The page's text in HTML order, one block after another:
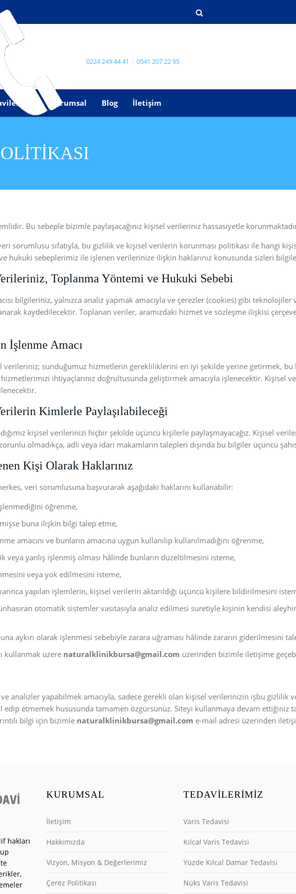
0224 249 44 41 0541 207 22 95
Kurumsal Blog İletişim
Bu sebeple bizimle paylaşacağınız kişisel verileriniz hassasiyetle
sorumlusu sıfatıyla, bu gizlilik ve kişisel verilerin korunması politikası ile hangi
hukuki sebeplerimiz ile işlenen verilerinize ilişkin haklarınız konusunda sizleri
Toplanma Yöntemi ve Hukuki Sebebi
bilgileriniz, yalnızca analiz yapmak amacıyla ve çerezler (cookies) gibi
kaydedilecektir. Toplanan veriler, aramızdaki hizmet ve sözleşme ilişkisi
İşlenme Amacı
verileriniz; sunduğumuz hizmetlerin gerekliliklerini en iyi şekilde yerine getirmek, bu
ihtiyaçlarınız doğrultusunda geliştirmek amacıyla işlenecektir. Kişisel
Kimlerle Paylaşılabileceği
kişisel verilerinizi hiçbir şekilde üçüncü kişilerle paylaşmayacağız. Kişisel
olmadıkça, adli veya idari makamların talepleri dışında bu bilgiler üçüncü
Kişi Olarak Haklarınız
veri sorumlusuna başvurarak aşağıdaki haklarını kullanabilir:
öğrenme,
buna ilişkin bilgi talep etme,
amacını ve bunların amacına uygun kullanılıp kullanılmadığını öğrenme,
veya yanlış işlenmiş olması hâlinde bunların düzeltilmesini isteme,
veya yok edilmesini isteme,
yapılan işlemlerin, kişisel verilerin aktarıldığı üçüncü kişilere bildirilmesini
otomatik sistemler vasıtasıyla analiz edilmesi suretiyle kişinin kendisi
aykırı olarak işlenmesi sebebiyle zarara uğraması hâlinde zararın giderilmesini
kullanmak üzere naturalklinikbursa@gmail.com üzerinden bizimle iletişime
analizler yapabilmek amacıyla, sadece gerekli olan kişisel verilerinizin işbu gizlilik
edip etmemek hususunda tamamen özgürsünüz. Siteyi kullanmaya devam ettiğiniz
bilgi için bizimle naturalklinikbursa@gmail.com e-mail adresi üzerinden
hakları
KURUMSAL
İletişim
Hakkımızda
Vizyon, Misyon & Değerlerimiz
Çerez Politikası
TEDAVILERIMIZ
Varis Tedavisi
Kılcal Varis Tedavisi
Yüzde Kılcal Damar Tedavisi
Nüks Varis Tedavisi